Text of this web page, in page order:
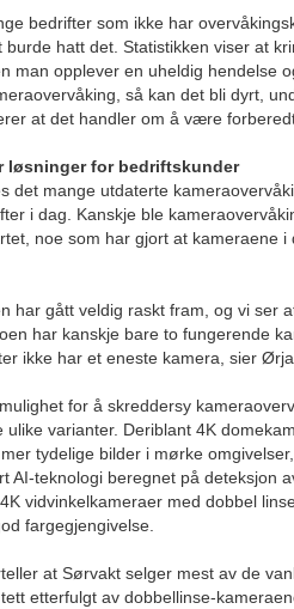
bedrifter som ikke har
burde hatt det. Statistikken viser at
man opplever en uheldig hendelse
så kan det bli dyrt,
at det handler om å være
løsninger for bedriftskunder
det mange utdaterte
i dag. Kanskje ble
noe som har gjort at kameraene i
har gått veldig raskt fram, og vi ser
har kanskje bare to fungerende
ikke har et eneste kamera, sier
for å skreddersy
ulike varianter. Deriblant 4K
tydelige bilder i mørke
AI-teknologi beregnet på deteksjon
vidvinkelkameraer med dobbel
fargegjengivelse.
at Sørvakt selger mest av de
etterfulgt av dobbellinse-